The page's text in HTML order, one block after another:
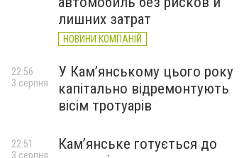
лишних затрат
НОВИНИ КОМПАНІЙ
У Кам’янському цього року
капітально відремонтують
вісім тротуарів
22:56
3 серпня
Кам’янське готується до
22:51
3 серпня